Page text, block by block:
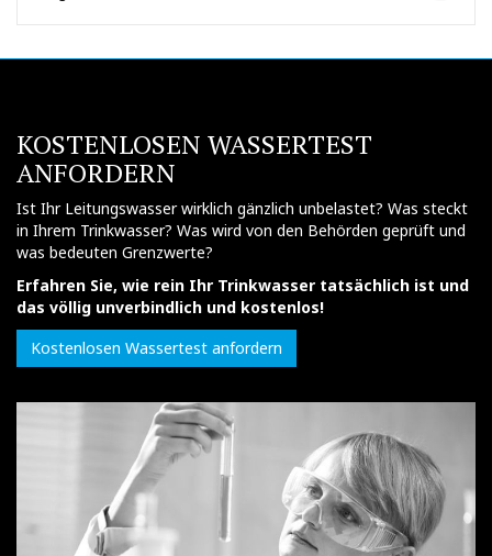
KOSTENLOSEN WASSERTEST
ANFORDERN
Ist Ihr Leitungswasser wirklich gänzlich unbelastet? Was steckt
in Ihrem Trinkwasser? Was wird von den Behörden geprüft und
was bedeuten Grenzwerte?
Erfahren Sie, wie rein Ihr Trinkwasser tatsächlich ist und
das völlig unverbindlich und kostenlos!
Kostenlosen Wassertest anfordern